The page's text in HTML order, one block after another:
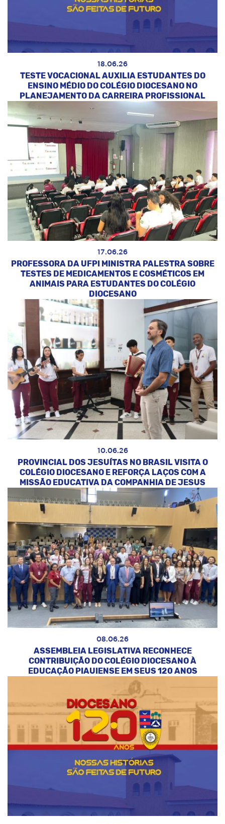
18.06.26
TESTE VOCACIONAL AUXILIA ESTUDANTES DO
ENSINO MÉDIO DO COLÉGIO DIOCESANO NO
PLANEJAMENTO DA CARREIRA PROFISSIONAL
17.06.26
PROFESSORA DA UFPI MINISTRA PALESTRA SOBRE
TESTES DE MEDICAMENTOS E COSMÉTICOS EM
ANIMAIS PARA ESTUDANTES DO COLÉGIO
DIOCESANO
10.06.26
PROVINCIAL DOS JESUÍTAS NO BRASIL VISITA O
COLÉGIO DIOCESANO E REFORÇA LAÇOS COM A
MISSÃO EDUCATIVA DA COMPANHIA DE JESUS
08.06.26
ASSEMBLEIA LEGISLATIVA RECONHECE
CONTRIBUIÇÃO DO COLÉGIO DIOCESANO À
EDUCAÇÃO PIAUIENSE EM SEUS 120 ANOS